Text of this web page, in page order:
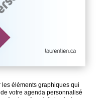
éléments graphiques qui
votre agenda personnalisé